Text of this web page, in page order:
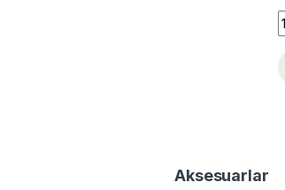
Aksesuarlar